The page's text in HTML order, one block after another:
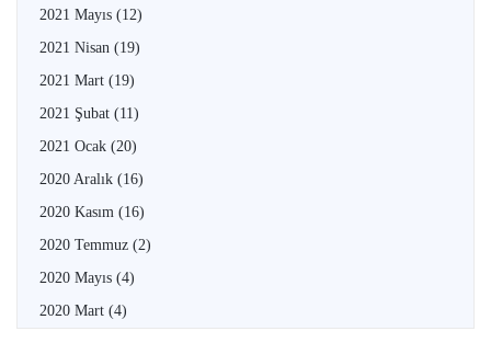
2021 Mayıs (12)
2021 Nisan (19)
2021 Mart (19)
2021 Şubat (11)
2021 Ocak (20)
2020 Aralık (16)
2020 Kasım (16)
2020 Temmuz (2)
2020 Mayıs (4)
2020 Mart (4)